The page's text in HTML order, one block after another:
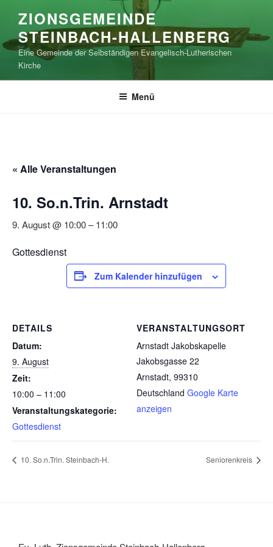
Inhalt
springen
ZIONSGEMEINDE
STEINBACH-HALLENBERG
Eine Gemeinde der Selbständigen Evangelisch-Lutherischen
Kirche
Menü
« Alle Veranstaltungen
10. So.n.Trin. Arnstadt
9. August @ 10:00–11:00
Gottesdienst
Zum Kalender hinzufügen
DETAILS
Datum:
9. August
Zeit:
10:00 – 11:00
Veranstaltungskategorie:
Gottesdienst
VERANSTALTUNGSORT
Arnstadt Jakobskapelle
Jakobsgasse 22
Arnstadt, 99310
Deutschland Google Karte
anzeigen
10. So.n.Trin. Steinbach-H. Seniorenkreis